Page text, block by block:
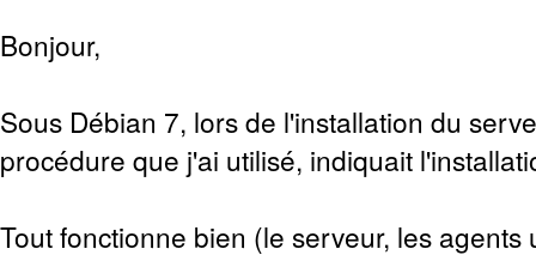
Bonjour,
Sous Débian 7, lors de l'installation du
procédure que j'ai utilisé, indiquait
Tout fonctionne bien (le serveur, les agents